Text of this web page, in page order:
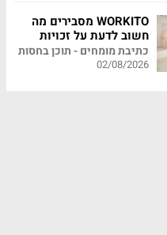
WORKITO מסבירים מה
חשוב לדעת על זכויות
עובדי משק בית
כתיבת מומחים - תוכן בחסות
02/08/2026